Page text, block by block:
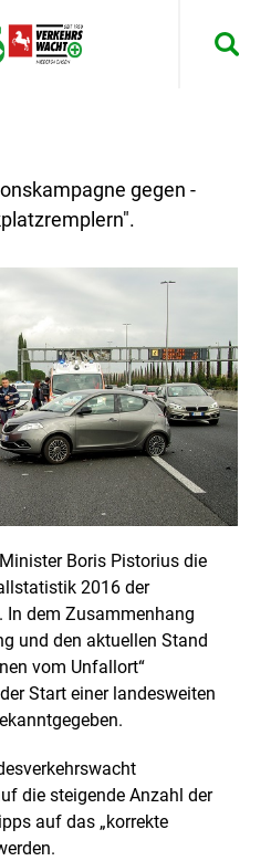
gegen -
Boris Pistorius die
2016 der
dem Zusammenhang
und den aktuellen Stand
vom Unfallort“
Start einer landesweiten
die steigende Anzahl der
auf das „korrekte